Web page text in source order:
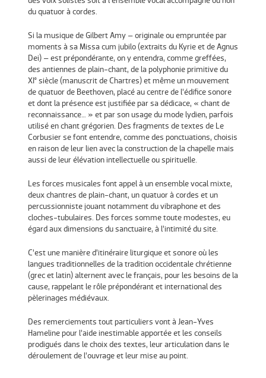
du quatuor à cordes.
Si la musique de Gilbert Amy – originale ou empruntée par
moments à sa Missa cum jubilo (extraits du Kyrie et de Agnus
Dei) – est prépondérante, on y entendra, comme greffées,
des antiennes de plain-chant, de la polyphonie primitive du
XI° siècle (manuscrit de Chartres) et même un mouvement
de quatuor de Beethoven, placé au centre de l’édifice sonore
et dont la présence est justifiée par sa dédicace, « chant de
reconnaissance… » et par son usage du mode lydien, parfois
utilisé en chant grégorien. Des fragments de textes de Le
Corbusier se font entendre, comme des ponctuations, choisis
en raison de leur lien avec la construction de la chapelle mais
aussi de leur élévation intellectuelle ou spirituelle.
Les forces musicales font appel à un ensemble vocal mixte,
deux chantres de plain-chant, un quatuor à cordes et un
percussionniste jouant notamment du vibraphone et des
cloches-tubulaires. Des forces somme toute modestes, eu
égard aux dimensions du sanctuaire, à l’intimité du site.
C’est une manière d’itinéraire liturgique et sonore où les
langues traditionnelles de la tradition occidentale chrétienne
(grec et latin) alternent avec le français, pour les besoins de la
cause, rappelant le rôle prépondérant et international des
pèlerinages médiévaux.
Des remerciements tout particuliers vont à Jean-Yves
Hameline pour l’aide inestimable apportée et les conseils
prodigués dans le choix des textes, leur articulation dans le
déroulement de l’ouvrage et leur mise au point.